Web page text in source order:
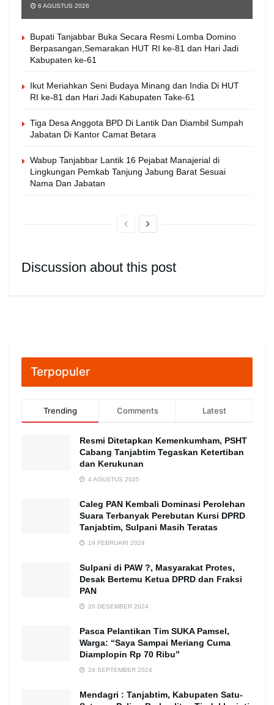
6 AGUSTUS 2026
Bupati Tanjabbar Buka Secara Resmi Lomba Domino
Berpasangan,Semarakan HUT RI ke-81 dan Hari Jadi
Kabupaten ke-61
Ikut Meriahkan Seni Budaya Minang dan India Di HUT
RI ke-81 dan Hari Jadi Kabupaten Take-61
Tiga Desa Anggota BPD Di Lantik Dan Diambil Sumpah
Jabatan Di Kantor Camat Betara
Wabup Tanjabbar Lantik 16 Pejabat Manajerial di
Lingkungan Pemkab Tanjung Jabung Barat Sesuai
Nama Dan Jabatan
Discussion about this post
Terpopuler
Trending Comments Latest
Resmi Ditetapkan Kemenkumham, PSHT
Cabang Tanjabtim Tegaskan Ketertiban
dan Kerukunan
4 AGUSTUS 2025
Caleg PAN Kembali Dominasi Perolehan
Suara Terbanyak Perebutan Kursi DPRD
Tanjabtim, Sulpani Masih Teratas
19 FEBRUARI 2024
Sulpani di PAW ?, Masyarakat Protes,
Desak Bertemu Ketua DPRD dan Fraksi
PAN
20 DESEMBER 2024
Pasca Pelantikan Tim SUKA Pamsel,
Warga: “Saya Sampai Meriang Cuma
Diamplopin Rp 70 Ribu”
24 SEPTEMBER 2024
Mendagri : Tanjabtim, Kabupaten Satu-